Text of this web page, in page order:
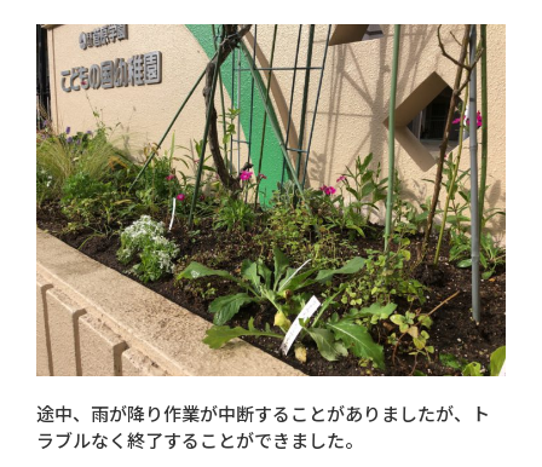
途中、雨が降り作業が中断することがありましたが、ト
ラブルなく終了することができました。